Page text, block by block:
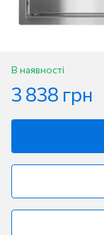
В наявності
3 838 грн